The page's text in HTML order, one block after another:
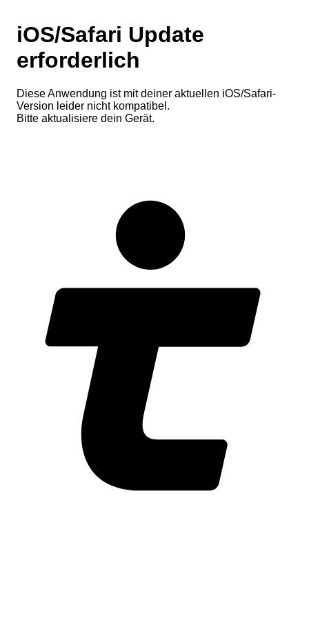
iOS/Safari Update
erforderlich
Diese Anwendung ist mit deiner aktuellen iOS/Safari-
Version leider nicht kompatibel.
Bitte aktualisiere dein Gerät.